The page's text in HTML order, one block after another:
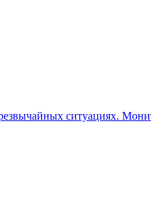
ситуациях.